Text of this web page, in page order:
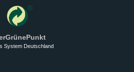
System Deutschland